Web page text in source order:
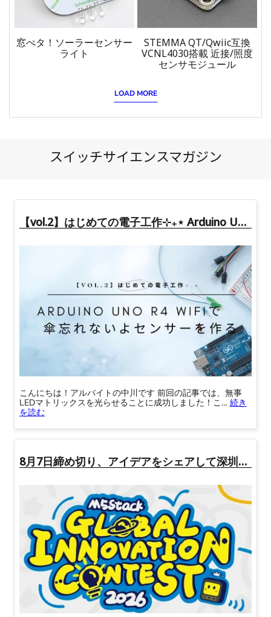
窓ぺタ！ソーラーセンサー
ライト
STEMMA QT/Qwiic互換
VCNL4030搭載 近接/照度
センサモジュール
LOAD MORE
Raspberry Pi Zero 2 W
M5Stack Basic V2.7
Raspberry Pi 5用アクティ
ブクーラー
Raspberry Pi Pico W ATOM Lite
ラルアンプモジュール
スイッチサイエンス
DRV5055搭載 スティック
型リニアホールセンサモジ
ュール（アナログ出力・
JST SHコネクタ付き）
Picossci 2
Audio（RP2350A搭載）
スイッチサイエンス
RAA211805搭載 降圧
300mA出力 (7-50V入力)
スイッチサイエンスマガジン
【vol.2】はじめての電子工作⊹₊⋆ Arduino Uno R4 WiFiで傘忘れないよセンサーを作る
こんにちは！アルバイトの中川です 前回の記事では、無事
LEDマトリックスを光らせることに成功しました！こ… 続き
を読む
8月7日締め切り、アイデアをシェアして深圳に行こう！ #M5Stack 2026年グローバルイノベーションコンテスト #M5StackInnovationContest